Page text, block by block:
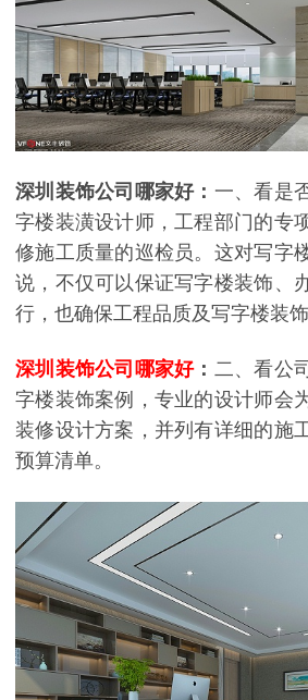
深圳装饰公司哪家好： 一、看是
字楼装潢设计师，工程部门的专
修施工质量的巡检员。这对写字
说，不仅可以保证写字楼装饰、
行，也确保工程品质及写字楼装饰
深圳装饰公司哪家好： 二、看公
字楼装饰案例，专业的设计师会
装修设计方案，并列有详细的施
预算清单。